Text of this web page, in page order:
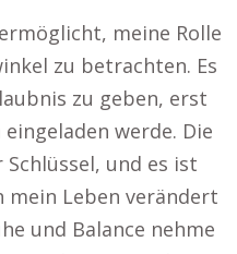
meine Rolle
zu betrachten. Es
zu geben, erst
werde. Die
und es ist
Leben verändert
und Balance nehme